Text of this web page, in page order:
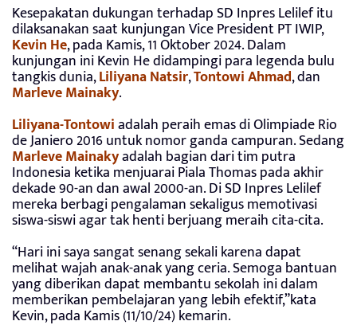
Kesepakatan dukungan terhadap SD Inpres Lelilef itu
dilaksanakan saat kunjungan Vice President PT IWIP,
Kevin He, pada Kamis, 11 Oktober 2024. Dalam
kunjungan ini Kevin He didampingi para legenda bulu
tangkis dunia,Liliyana Natsir,Tontowi Ahmad, dan
Marleve Mainaky.
Liliyana-Tontowiadalah peraih emas di Olimpiade Rio
de Janiero 2016 untuk nomor ganda campuran. Sedang
Marleve Mainakyadalah bagian dari tim putra
Indonesia ketika menjuarai Piala Thomas pada akhir
dekade 90-an dan awal 2000-an. Di SD Inpres Lelilef
mereka berbagi pengalaman sekaligus memotivasi
siswa-siswi agar tak henti berjuang meraih cita-cita.
“Hari ini saya sangat senang sekali karena dapat
melihat wajah anak-anak yang ceria. Semoga bantuan
yang diberikan dapat membantu sekolah ini dalam
memberikan pembelajaran yang lebih efektif,”kata
Kevin, pada Kamis (11/10/24) kemarin.